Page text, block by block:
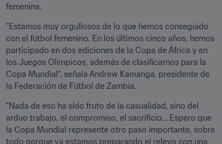
femenina.
"Estamos muy orgullosos de lo que hemos conseguido
con el fútbol femenino. En los últimos cinco años, hemos
participado en dos ediciones de la Copa de África y en
los Juegos Olímpicos, además de clasificarnos para la
Copa Mundial", señala Andrew Kamanga, presidente de
la Federación de Fútbol de Zambia.
"Nada de eso ha sido fruto de la casualidad, sino del
arduo trabajo, el compromiso, el sacrificio… Espero que
la Copa Mundial represente otro paso importante, sobre
todo porque ya estamos preparando el relevo con una